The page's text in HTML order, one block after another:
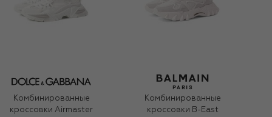
Комбинированные
кроссовки Airmaster
Комбинированные
кроссовки B-East